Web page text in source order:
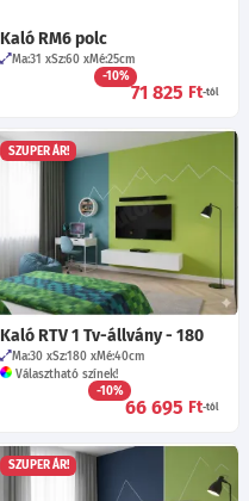
Kaló RM6 polc
Ma:31 Sz:60 Mé:25cm
-10%
71 825 Ft-tól
SZUPER ÁR!
Kaló RTV 1 Tv-állvány - 180
Ma:30 Sz:180 Mé:40cm
Választható színek!
-10%
66 695 Ft-tól
SZUPER ÁR!